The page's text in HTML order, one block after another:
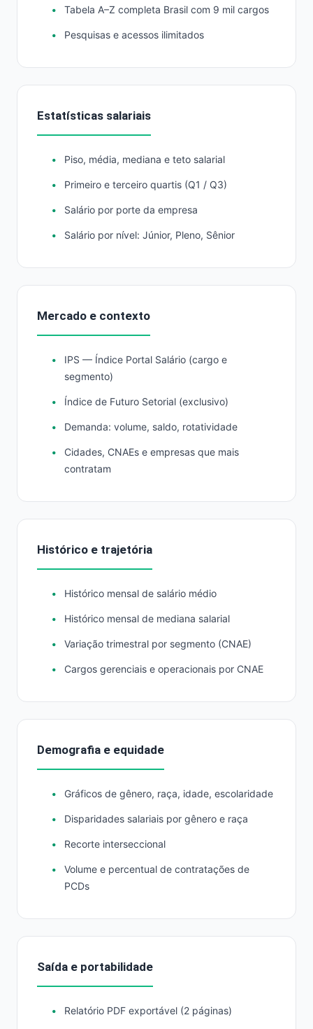
Tabela A–Z completa Brasil com 9 mil cargos
Pesquisas e acessos ilimitados
Estatísticas salariais
Piso, média, mediana e teto salarial
Primeiro e terceiro quartis (Q1 / Q3)
Salário por porte da empresa
Salário por nível: Júnior, Pleno, Sênior
Mercado e contexto
IPS — Índice Portal Salário (cargo e
segmento)
Índice de Futuro Setorial (exclusivo)
Demanda: volume, saldo, rotatividade
Cidades, CNAEs e empresas que mais
contratam
Histórico e trajetória
Histórico mensal de salário médio
Histórico mensal de mediana salarial
Variação trimestral por segmento (CNAE)
Cargos gerenciais e operacionais por CNAE
Demografia e equidade
Gráficos de gênero, raça, idade, escolaridade
Disparidades salariais por gênero e raça
Recorte interseccional
Volume e percentual de contratações de
PCDs
Saída e portabilidade
Relatório PDF exportável (2 páginas)